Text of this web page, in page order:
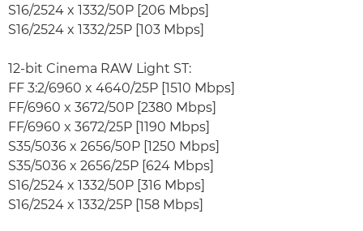
S16/2524 x 1332/50P [206 Mbps]
S16/2524 x 1332/25P [103 Mbps]
12-bit Cinema RAW Light ST:
FF 3:2/6960 x 4640/25P [1510 Mbps]
FF/6960 x 3672/50P [2380 Mbps]
FF/6960 x 3672/25P [1190 Mbps]
S35/5036 x 2656/50P [1250 Mbps]
S35/5036 x 2656/25P [624 Mbps]
S16/2524 x 1332/50P [316 Mbps]
S16/2524 x 1332/25P [158 Mbps]